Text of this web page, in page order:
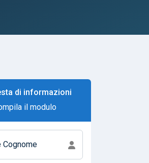
di informazioni
il modulo
Cognome